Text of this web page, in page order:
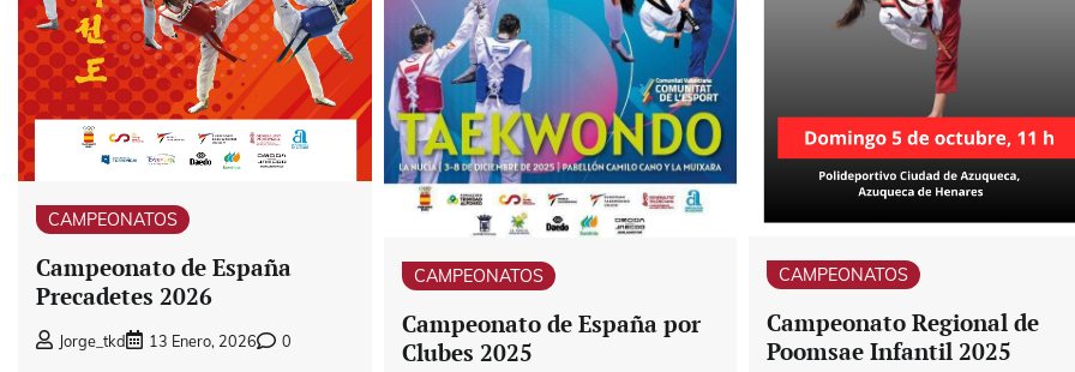
CAMPEONATOS
Campeonato de España
Precadetes 2026
Jorge_tkd 13 Enero, 2026 0
CAMPEONATOS
Campeonato de España por
Clubes 2025
CAMPEONATOS
Campeonato Regional de
Poomsae Infantil 2025